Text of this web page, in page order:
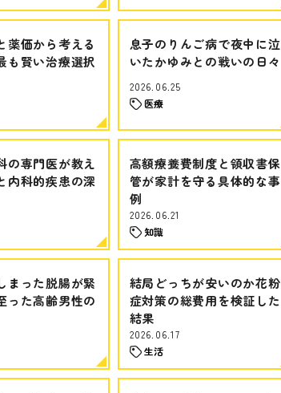
薬価から考える
も賢い治療選択
息子のりんご病で夜中に泣
いたかゆみとの戦いの日々
2026.06.25
医療
の専門医が教え
内科的疾患の深
高額療養費制度と領収書保
管が家計を守る具体的な事
例
2026.06.21
知識
まった脱腸が緊
った高齢男性の
結局どっちが安いのか花粉
症対策の総費用を検証した
結果
2026.06.17
生活